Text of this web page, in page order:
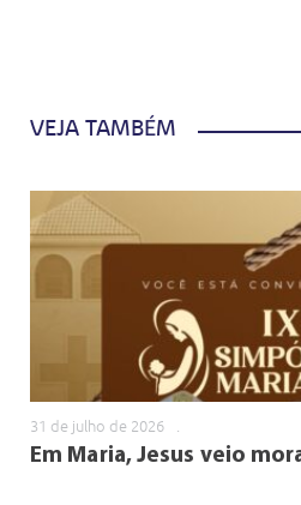
VEJA TAMBÉM
31 de julho de 2026
Em Maria, Jesus veio